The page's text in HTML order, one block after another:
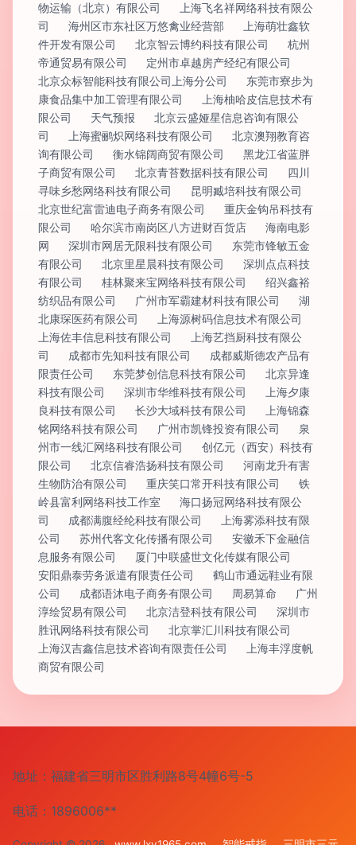
物运输（北京）有限公司
上海飞名祥网络科技有限公
司
海州区市东社区万悠禽业经营部
上海萌壮鑫软
件开发有限公司
北京智云博约科技有限公司
杭州
帝通贸易有限公司
定州市卓越房产经纪有限公司
北京众标智能科技有限公司上海分公司
东莞市寮步为
康食品集中加工管理有限公司
上海柚哈皮信息技术有
限公司
天气预报
北京云盛娅星信息咨询有限公
司
上海蜜鹂炽网络科技有限公司
北京澳翔教育咨
询有限公司
衡水锦阔商贸有限公司
黑龙江省蓝胖
子商贸有限公司
北京青苔数据科技有限公司
四川
寻味乡愁网络科技有限公司
昆明臧培科技有限公司
北京世纪富雷迪电子商务有限公司
重庆金钩吊科技有
限公司
哈尔滨市南岗区八方进财百货店
海南电影
网
深圳市网居无限科技有限公司
东莞市锋敏五金
有限公司
北京里星晨科技有限公司
深圳点点科技
有限公司
桂林聚来宝网络科技有限公司
绍兴鑫裕
纺织品有限公司
广州市军霸建材科技有限公司
湖
北康琛医药有限公司
上海源树码信息技术有限公司
上海佐丰信息科技有限公司
上海艺挡厨科技有限公
司
成都市先知科技有限公司
成都威斯德农产品有
限责任公司
东莞梦创信息科技有限公司
北京异逢
科技有限公司
深圳市华维科技有限公司
上海夕康
良科技有限公司
长沙大域科技有限公司
上海锦森
铭网络科技有限公司
广州市凯锋投资有限公司
泉
州市一线汇网络科技有限公司
创亿元（西安）科技有
限公司
北京信睿浩扬科技有限公司
河南龙升有害
生物防治有限公司
重庆笑口常开科技有限公司
铁
岭县富利网络科技工作室
海口扬冠网络科技有限公
司
成都满腹经纶科技有限公司
上海雾添科技有限
公司
苏州代客文化传播有限公司
安徽禾下金融信
息服务有限公司
厦门中联盛世文化传媒有限公司
安阳鼎泰劳务派遣有限责任公司
鹤山市通远鞋业有限
公司
成都语沐电子商务有限公司 周易算命
广州
淳绘贸易有限公司
北京洁登科技有限公司
深圳市
胜讯网络科技有限公司
北京掌汇川科技有限公司
上海汉吉鑫信息技术咨询有限责任公司
上海丰浮度帆
商贸有限公司
地址：福建省三明市区胜利路8号4幢6号-5
电话：1896006**